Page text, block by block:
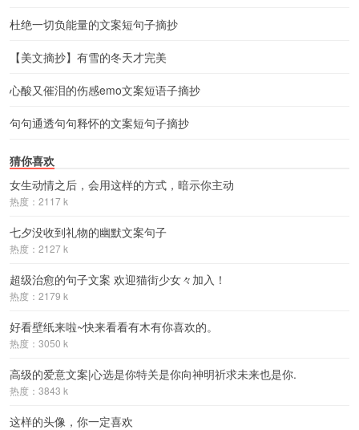
杜绝一切负能量的文案短句子摘抄
【美文摘抄】有雪的冬天才完美
心酸又催泪的伤感emo文案短语子摘抄
句句通透句句释怀的文案短句子摘抄
猜你喜欢
女生动情之后，会用这样的方式，暗示你主动
热度：2117 k
七夕没收到礼物的幽默文案句子
热度：2127 k
超级治愈的句子文案 欢迎猫街少女々加入！
热度：2179 k
好看壁纸来啦~快来看看有木有你喜欢的。
热度：3050 k
高级的爱意文案|心选是你特关是你向神明祈求未来也是你.
热度：3843 k
这样的头像，你一定喜欢